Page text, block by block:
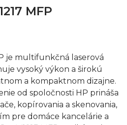
MFP
je multifunkčná laserová
vysoký výkon a širokú
a kompaktnom dizajne.
od spoločnosti HP prináša
kopírovania a skenovania,
pre domáce kancelárie a